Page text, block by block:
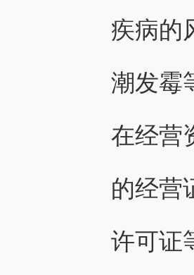
疾病的
潮发霉
在经营
的经营
许可证